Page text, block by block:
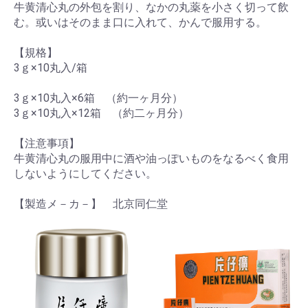
牛黄清心丸の外包を割り、なかの丸薬を小さく切って飲
む。或いはそのまま口に入れて、かんで服用する。
【規格】
3ｇ×10丸入/箱
3ｇ×10丸入×6箱 （約一ヶ月分）
3ｇ×10丸入×12箱 （約二ヶ月分）
【注意事項】
牛黄清心丸の服用中に酒や油っぽいものをなるべく食用
しないようにしてください。
【製造メ－カ－】 北京同仁堂